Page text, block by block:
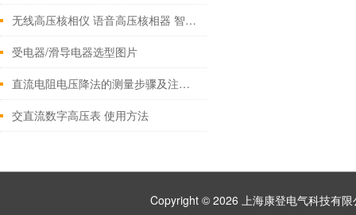
无线高压核相仪 语音高压核相器 智能型核相仪
受电器/滑导电器选型图片
直流电阻电压降法的测量步骤及注意事项
交直流数字高压表 使用方法
Copyright © 2026 上海康登电气科技有